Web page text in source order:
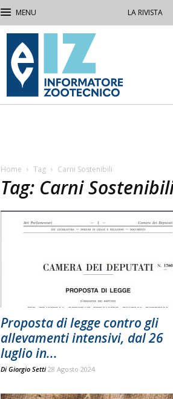
LA RIVISTA
IZ
Informatore
Zootecnico
Home Tag Carni Sostenibili
Tag: Carni
Proposta di legge contro gli
allevamenti intensivi, dal 26
luglio in...
Di Giorgio Setti 28 Agosto 2024